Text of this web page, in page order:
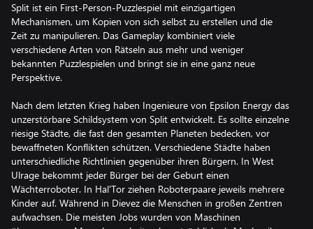
Split ist ein First-Person-Puzzlespiel mit einzigartigen
Mechanismen, um Kopien von sich selbst zu erstellen und die
Zeit zu manipulieren. Das Gameplay kombiniert viele
verschiedene Arten von Rätseln aus mehr und weniger
bekannten Puzzlespielen und bringt sie in eine ganz neue
Perspektive.
Nach dem letzten Krieg haben Ingenieure von Epsilon Energy das
unzerstörbare Schildsystem von Split entwickelt. Es sollte einzelne
riesige Städte, die fast den gesamten Planeten bedecken, vor
bewaffneten Konflikten schützen. Verschiedene Städte haben
unterschiedliche Richtlinien gegenüber ihren Bürgern. In West
Ulrage bekommt jeder Bürger bei der Geburt einen
Wächterroboter. In Hal'Tor ziehen Roboterpaare jeweils mehrere
Kinder auf. Während in Dievez die Menschen in großen Zentren
aufwachsen. Die meisten Jobs wurden von Maschinen